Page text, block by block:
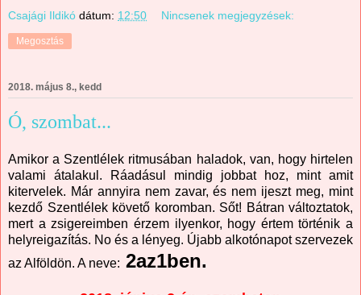
Csajági Ildikó dátum: 12:50 Nincsenek megjegyzések:
Megosztás
2018. május 8., kedd
Ó, szombat...
Amikor a Szentlélek ritmusában haladok, van, hogy hirtelen
valami átalakul. Ráadásul mindig jobbat hoz, mint amit
kitervelek. Már annyira nem zavar, és nem ijeszt meg, mint
kezdő Szentlélek követő koromban. Sőt! Bátran változtatok,
mert a zsigereimben érzem ilyenkor, hogy értem történik a
helyreigazítás. No és a lényeg. Újabb alkotónapot szervezek
az Alföldön. A neve: 2az1ben.